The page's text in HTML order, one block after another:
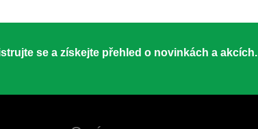
se a získejte přehled o novinkách a akcích.